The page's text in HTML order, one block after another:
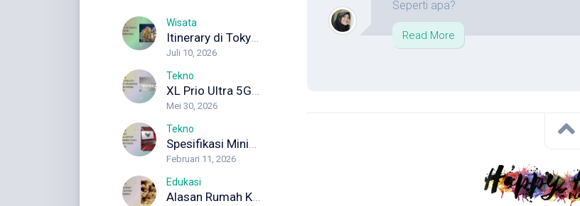
Wisata
Itinerary di Tokyo 5 Hari untuk Wisata Pertama Kali
Juli 10, 2026
Tekno
XL Prio Ultra 5G+: Internet Unlimited dengan Koneksi Maksimal
Mei 30, 2026
Tekno
Spesifikasi Minimum Laptop Programmer yang Wajib Diketahui Developer
Februari 11, 2026
Edukasi
Alasan Rumah Kosong Justru Lebih Berisiko Rayap
Seperti apa?
Read More